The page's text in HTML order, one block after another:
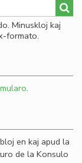
Minuskloj kaj
formato.
.
en kaj apud la
de la Konsulo